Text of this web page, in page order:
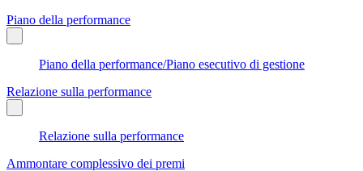
Piano della performance
Piano della performance/Piano esecutivo di gestione
Relazione sulla performance
Relazione sulla performance
Ammontare complessivo dei premi